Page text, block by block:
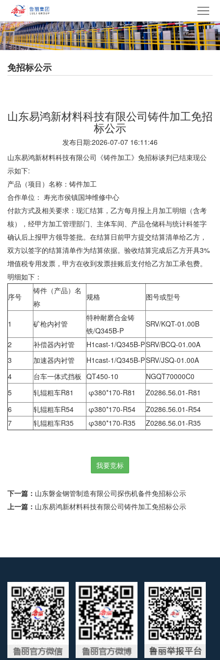
站
页
走
鲁
品
集
心
文
采
心
招
纳
士
系
我
免招标公示
​山东易鸿新材料科技有限公司铸件加工免招
标公示
发布日期:2026-07-07 16:11:46
山东易鸿新材料科技有限公司《铸件加工》免招标谈判已结束现公
示如下:
产品（项目）名称：铸件加工
合作单位： 寿光市侯镇国坤维修中心
付款方式及相关要求：现汇结算，乙方每月报上月加工明细（含考
核），经甲方加工管理部门、主体车间、产品仓储科与统计科签字
确认后上报甲方领导签批。在结算日前甲方提交结算清单给乙方，
双方以签字的结算清单作为结算依据。验收结算完成后乙方开具3%
增值税专用发票，甲方在收到发票挂账后支付给乙方加工承包费。
明细如下：
序号
铸件（产品）名
称
规格 图号或型号
1 矿枪内衬管
特种耐磨合金铸
铁/Q345B-P
SRV/KQT-01.00B
2 补偿器内衬管 H1cast-1/Q345B-PSRV/BCQ-01.00A
3
加速器内衬管 H1cast-1/Q345B-PSRV/JSQ-01.00A
4
台车一体式挡板 QT450-10
NGQT70000C0
5
轧辊粗车R81 φ380*170-R81
Z0286.56.01-R81
6
轧辊粗车R54 φ380*170-R54
Z0286.56.01-R54
7
轧辊粗车R35 φ380*170-R35 Z0286.56.01-R35
我要竞标
下一篇： ​山东磐金钢管制造有限公司探伤机备件免招标公示
上一篇： 山东易鸿新材料科技有限公司铸件加工免招标公示